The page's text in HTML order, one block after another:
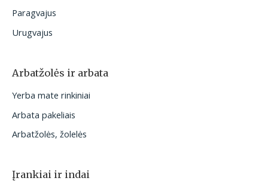
Paragvajus
Urugvajus
Arbatžolės ir arbata
Yerba mate rinkiniai
Arbata pakeliais
Arbatžolės, žolelės
Įrankiai ir indai